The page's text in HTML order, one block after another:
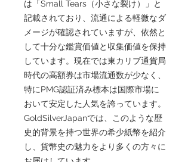
は「Small Tears（小さな裂け）」と
記載されており、流通による軽微なダ
メージが確認されていますが、依然と
して十分な鑑賞価値と収集価値を保持
しています。現在では東カリブ通貨局
時代の高額券は市場流通数が少なく、
特にPMG認証済み標本は国際市場に
おいて安定した人気を誇っています。
GoldSilverJapanでは、このような歴
史的背景を持つ世界の希少紙幣を紹介
し、貨幣史の魅力をより多くの方々に